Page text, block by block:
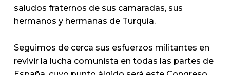
saludos fraternos de sus camaradas, sus
hermanos y hermanas de Turquía.
Seguimos de cerca sus esfuerzos militantes en
revivir la lucha comunista en todas las partes de